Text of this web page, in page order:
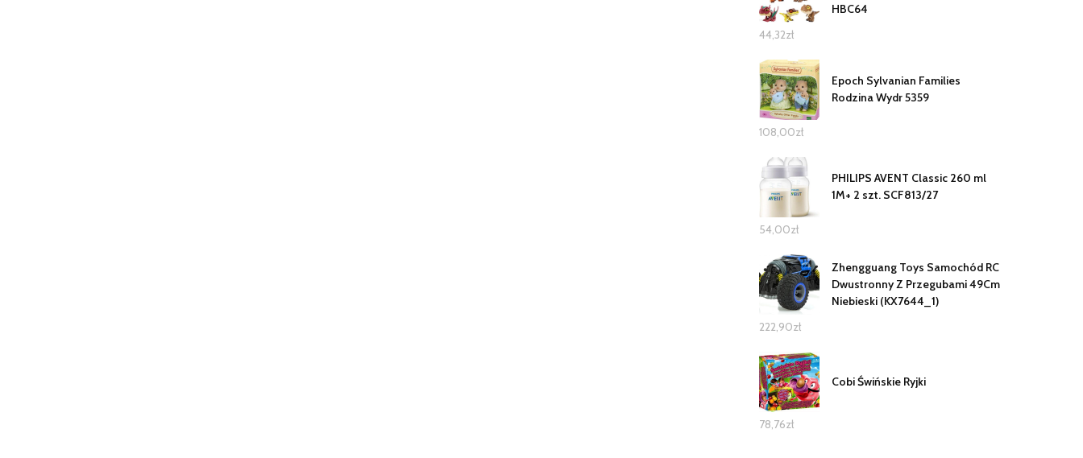
HBC64
44,32zł
Epoch Sylvanian Families
Rodzina Wydr 5359
108,00zł
PHILIPS AVENT Classic 260 ml
1M+ 2 szt. SCF813/27
54,00zł
Zhengguang Toys Samochód RC
Dwustronny Z Przegubami 49Cm
Niebieski (KX7644_1)
222,90zł
Cobi Świńskie Ryjki
78,76zł